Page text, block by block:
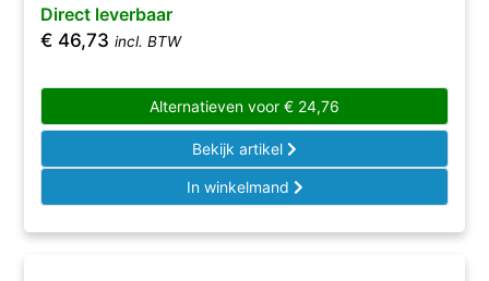
Direct leverbaar
€ 46,73 incl. BTW
Alternatieven voor € 24,76
Bekijk artikel
In winkelmand